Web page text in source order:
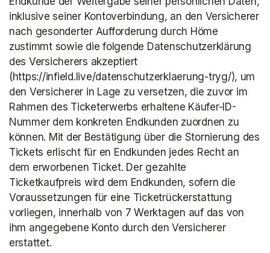
inklusive seiner Kontoverbindung, an den Versicherer
nach gesonderter Aufforderung durch Höme
zustimmt sowie die folgende Datenschutzerklärung
des Versicherers akzeptiert
(https://infield.live/datenschutzerklaerung-tryg/), um
den Versicherer in Lage zu versetzen, die zuvor im
Rahmen des Ticketerwerbs erhaltene Käufer-ID-
Nummer dem konkreten Endkunden zuordnen zu
können. Mit der Bestätigung über die Stornierung des
Tickets erlischt für en Endkunden jedes Recht an
dem erworbenen Ticket. Der gezahlte
Ticketkaufpreis wird dem Endkunden, sofern die
Voraussetzungen für eine Ticketrückerstattung
vorliegen, innerhalb von 7 Werktagen auf das von
ihm angegebene Konto durch den Versicherer
erstattet.